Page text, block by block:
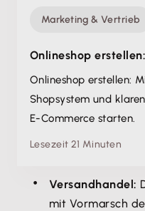
Marketing & Vertrieb
Onlineshop
Onlineshop erstellen:
Shopsystem und
E-Commerce starten.
Lesezeit 21 Minuten
Versandhandel:
mit Vormarsch